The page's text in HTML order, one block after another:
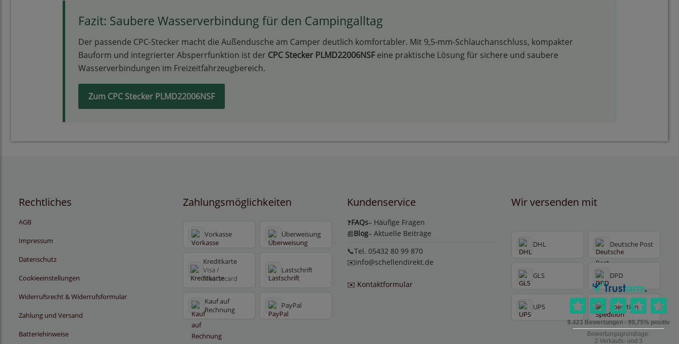
Fazit: Saubere Wasserverbindung für den Campingalltag
Der passende CPC-Stecker macht die Außendusche am Camper deutlich komfortabler. Mit 9,5-mm-Schlauchanschluss, kompakter
Bauform und integrierter Absperrfunktion ist der CPC Stecker PLMD22006NSFeine praktische Lösung für sichere und saubere
Wasserverbindungen im Freizeitfahrzeugbereich.
Zum CPC Stecker PLMD22006NSF
Rechtliches
AGB
Impressum
Datenschutz
Cookieeinstellungen
Widerrufsrecht & Widerrufsformular
Zahlung und Versand
Batteriehinweise
Zahlungsmöglichkeiten
Vorkasse Überweisung
Kreditkarte
Visa /
Mastercard
Lastschrift
Kauf auf
Rechnung
PayPal
Kundenservice
❓FAQs– Häufige Fragen
📰Blog– Aktuelle Beiträge
📞Tel. 05432 80 99 870
✉️info@schellendirekt.de
✉️ Kontaktformular
Wir versenden mit
DHL Deutsche Post
GLS DPD
UPS Spedition